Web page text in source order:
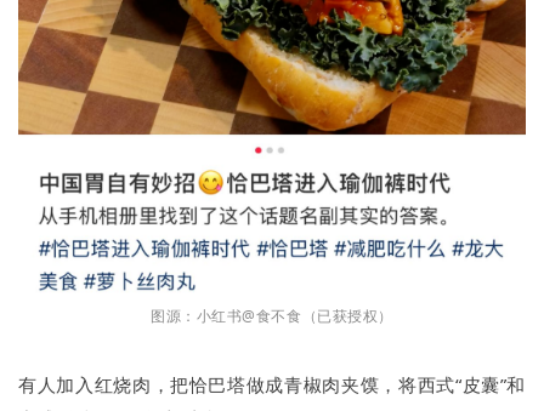
图源：小红书@食不食（已获授权）
有人加入红烧肉，把恰巴塔做成青椒肉夹馍，将西式“皮囊”和